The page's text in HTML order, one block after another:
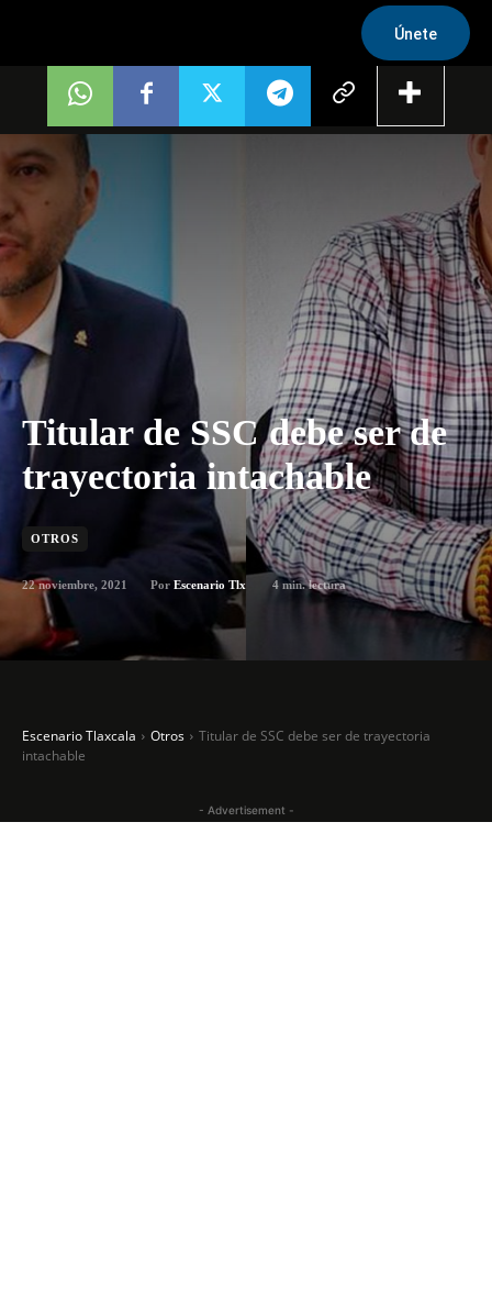
Únete
Titular de SSC debe ser de
trayectoria intachable
OTROS
22 noviembre, 2021 Por Escenario Tlx 4 min. lectura
Escenario Tlaxcala Otros
Titular de SSC debe ser de trayectoria
intachable
- Advertisement -